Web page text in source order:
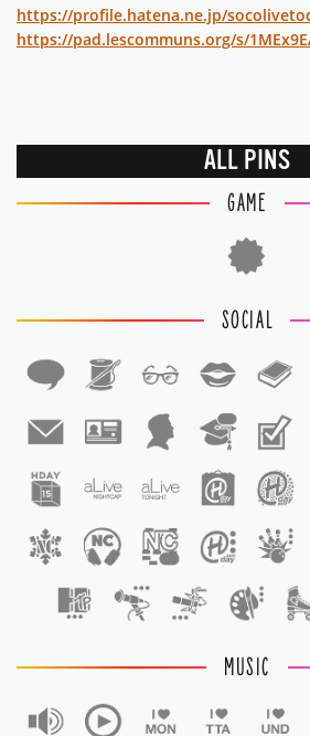
https://profile.hatena.ne.jp/
https://pad.lescommuns.org/s/
ALL PINS
GAME
SOCIAL
MUSIC